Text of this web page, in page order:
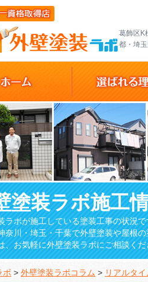
葛飾区K
都・埼
塗装ラボ施工
ラボが施工している塗装工事の状況で
奈川・埼玉・千葉で外壁塗装や屋根
、お気軽に外壁塗装ラボにご相談く
ボ > 外壁塗装ラボコラム > リアルタ